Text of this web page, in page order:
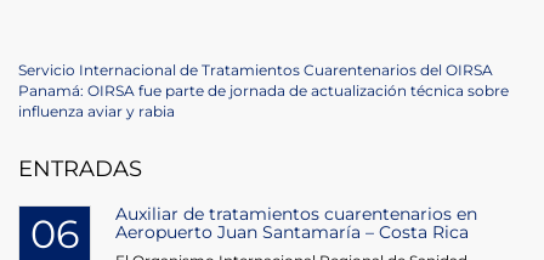
Navegación
de
entradas
Previous
Post
Servicio Internacional de Tratamientos Cuarentenarios del OIRSA
Next
Post
Panamá: OIRSA fue parte de jornada de actualización técnica sobre
influenza aviar y rabia
ENTRADAS
06
Auxiliar de tratamientos cuarentenarios en
Aeropuerto Juan Santamaría – Costa Rica